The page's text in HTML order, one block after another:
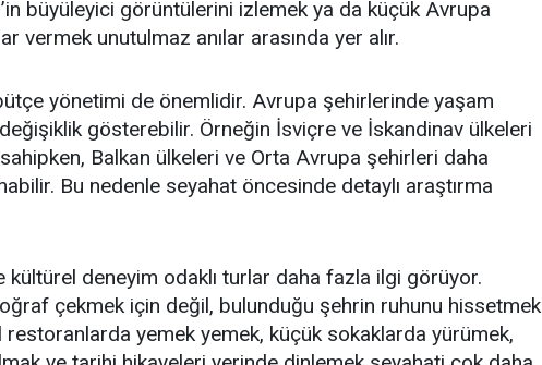
büyüleyici görüntülerini izlemek ya da küçük Avrupa
vermek unutulmaz anılar arasında yer alır.
yönetimi de önemlidir. Avrupa şehirlerinde yaşam
gösterebilir. Örneğin İsviçre ve İskandinav ülkeleri
Balkan ülkeleri ve Orta Avrupa şehirleri daha
Bu nedenle seyahat öncesinde detaylı araştırma
kültürel deneyim odaklı turlar daha fazla ilgi görüyor.
çekmek için değil, bulunduğu şehrin ruhunu hissetmek
restoranlarda yemek yemek, küçük sokaklarda yürümek,